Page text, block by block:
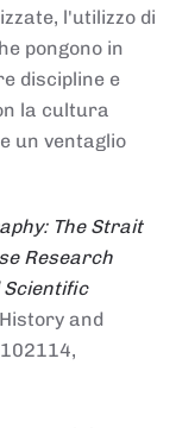
l'utilizzo di
pongono in
discipline e
la cultura
un ventaglio
The Strait
Research
and